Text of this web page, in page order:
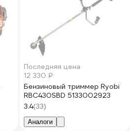
Последняя цена
12 330 ₽
Бензиновый триммер Ryobi
RBC430SBD 5133002923
3.4(33)
Аналоги